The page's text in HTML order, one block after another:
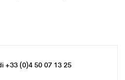
+33 (0)4 50 07 13 25